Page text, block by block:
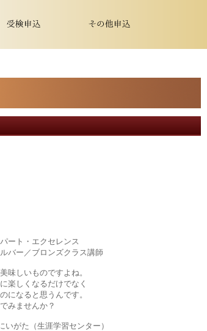
ート・エクセレンス
バー／ブロンズクラス講師
味しいものですよね。
楽しくなるだけでなく
になると思うんです。
みませんか？
がた（生涯学習センター）